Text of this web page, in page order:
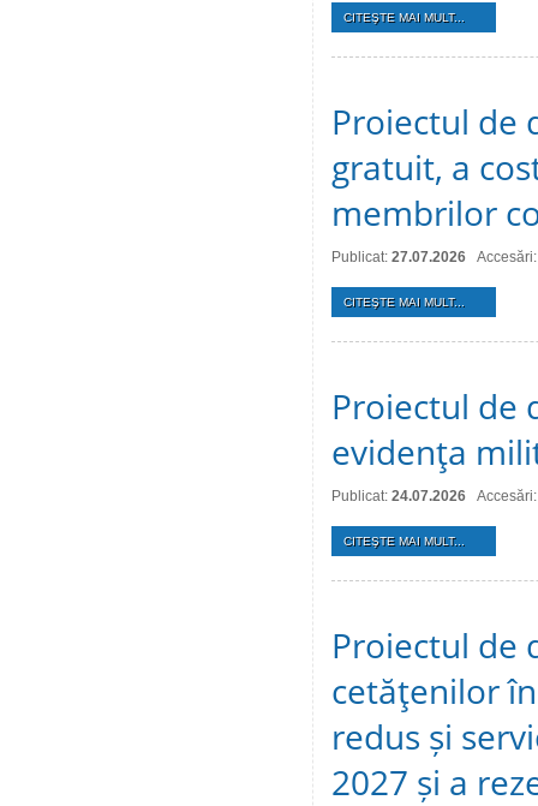
CITEŞTE MAI MULT...
Proiectul de
gratuit, a
membrilor
Publicat: 27.07.2026
CITEŞTE MAI MULT...
Proiectul de
evidenţa
Publicat: 24.07.2026
CITEŞTE MAI MULT...
Proiectul de
cetăţenilor
redus și
2027 și a